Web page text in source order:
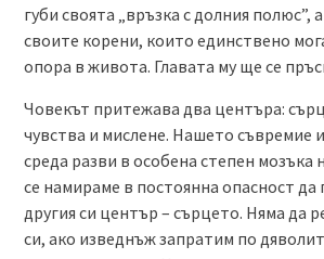
губи своята „връзка с долния полюс”,
своите корени, които единствено
опора в живота. Главата му ще се
Човекът притежава два центъра:
чувства и мислене. Нашето съвремие
среда разви в особена степен мозъка
се намираме в постоянна опасност да
другия си център – сърцето. Няма да
си, ако изведнъж запратим по